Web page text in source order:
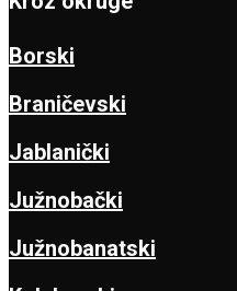
Borski
Braničevski
Jablanički
Južnobački
Južnobanatski